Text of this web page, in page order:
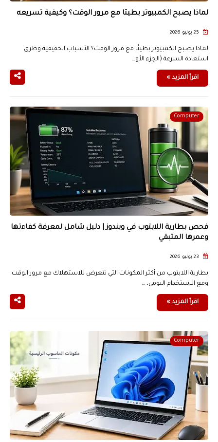
لماذا يصبح الكمبيوتر بطيئًا مع مرور الوقت؟ وكيفية تسريعه
لماذا يصبح الكمبيوتر بطيئًا مع مرور الوقت؟ الأسباب الحقيقية وطرق
استعادة السرعة (الجزء الأو…
اقرأ المزيد »
Computer
فحص بطارية اللابتوب في ويندوز | دليل شامل لمعرفة كفاءتها
وعمرها المتبقي
بطارية اللابتوب من أكثر المكونات التي تتعرض للاستهلاك مع مرور الوقت.
ومع الاستخدام اليومي، …
اقرأ المزيد »
Computer